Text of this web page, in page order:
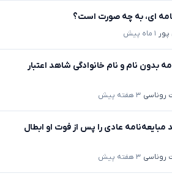
ای، به چه صورت است؟
۱ ماه پیش
بدون نام و نام خانوادگی شاهد اعتبار
روناسی ۳ هفته پیش
مبایعه‌نامه عادی را پس از فوت او ابطال
روناسی ۳ هفته پیش